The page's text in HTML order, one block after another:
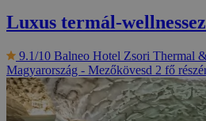
Luxus termál-
9.1/10 Balneo Hotel Zsori Thermal
Magyarország - Mezőkövesd 2 fő